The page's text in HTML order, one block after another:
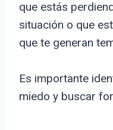
que estás
situación o que
que te generan
Es importante
miedo y buscar